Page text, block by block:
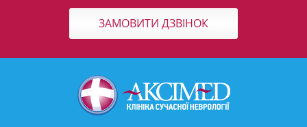
ЗАМОВИТИ ДЗВІНОК